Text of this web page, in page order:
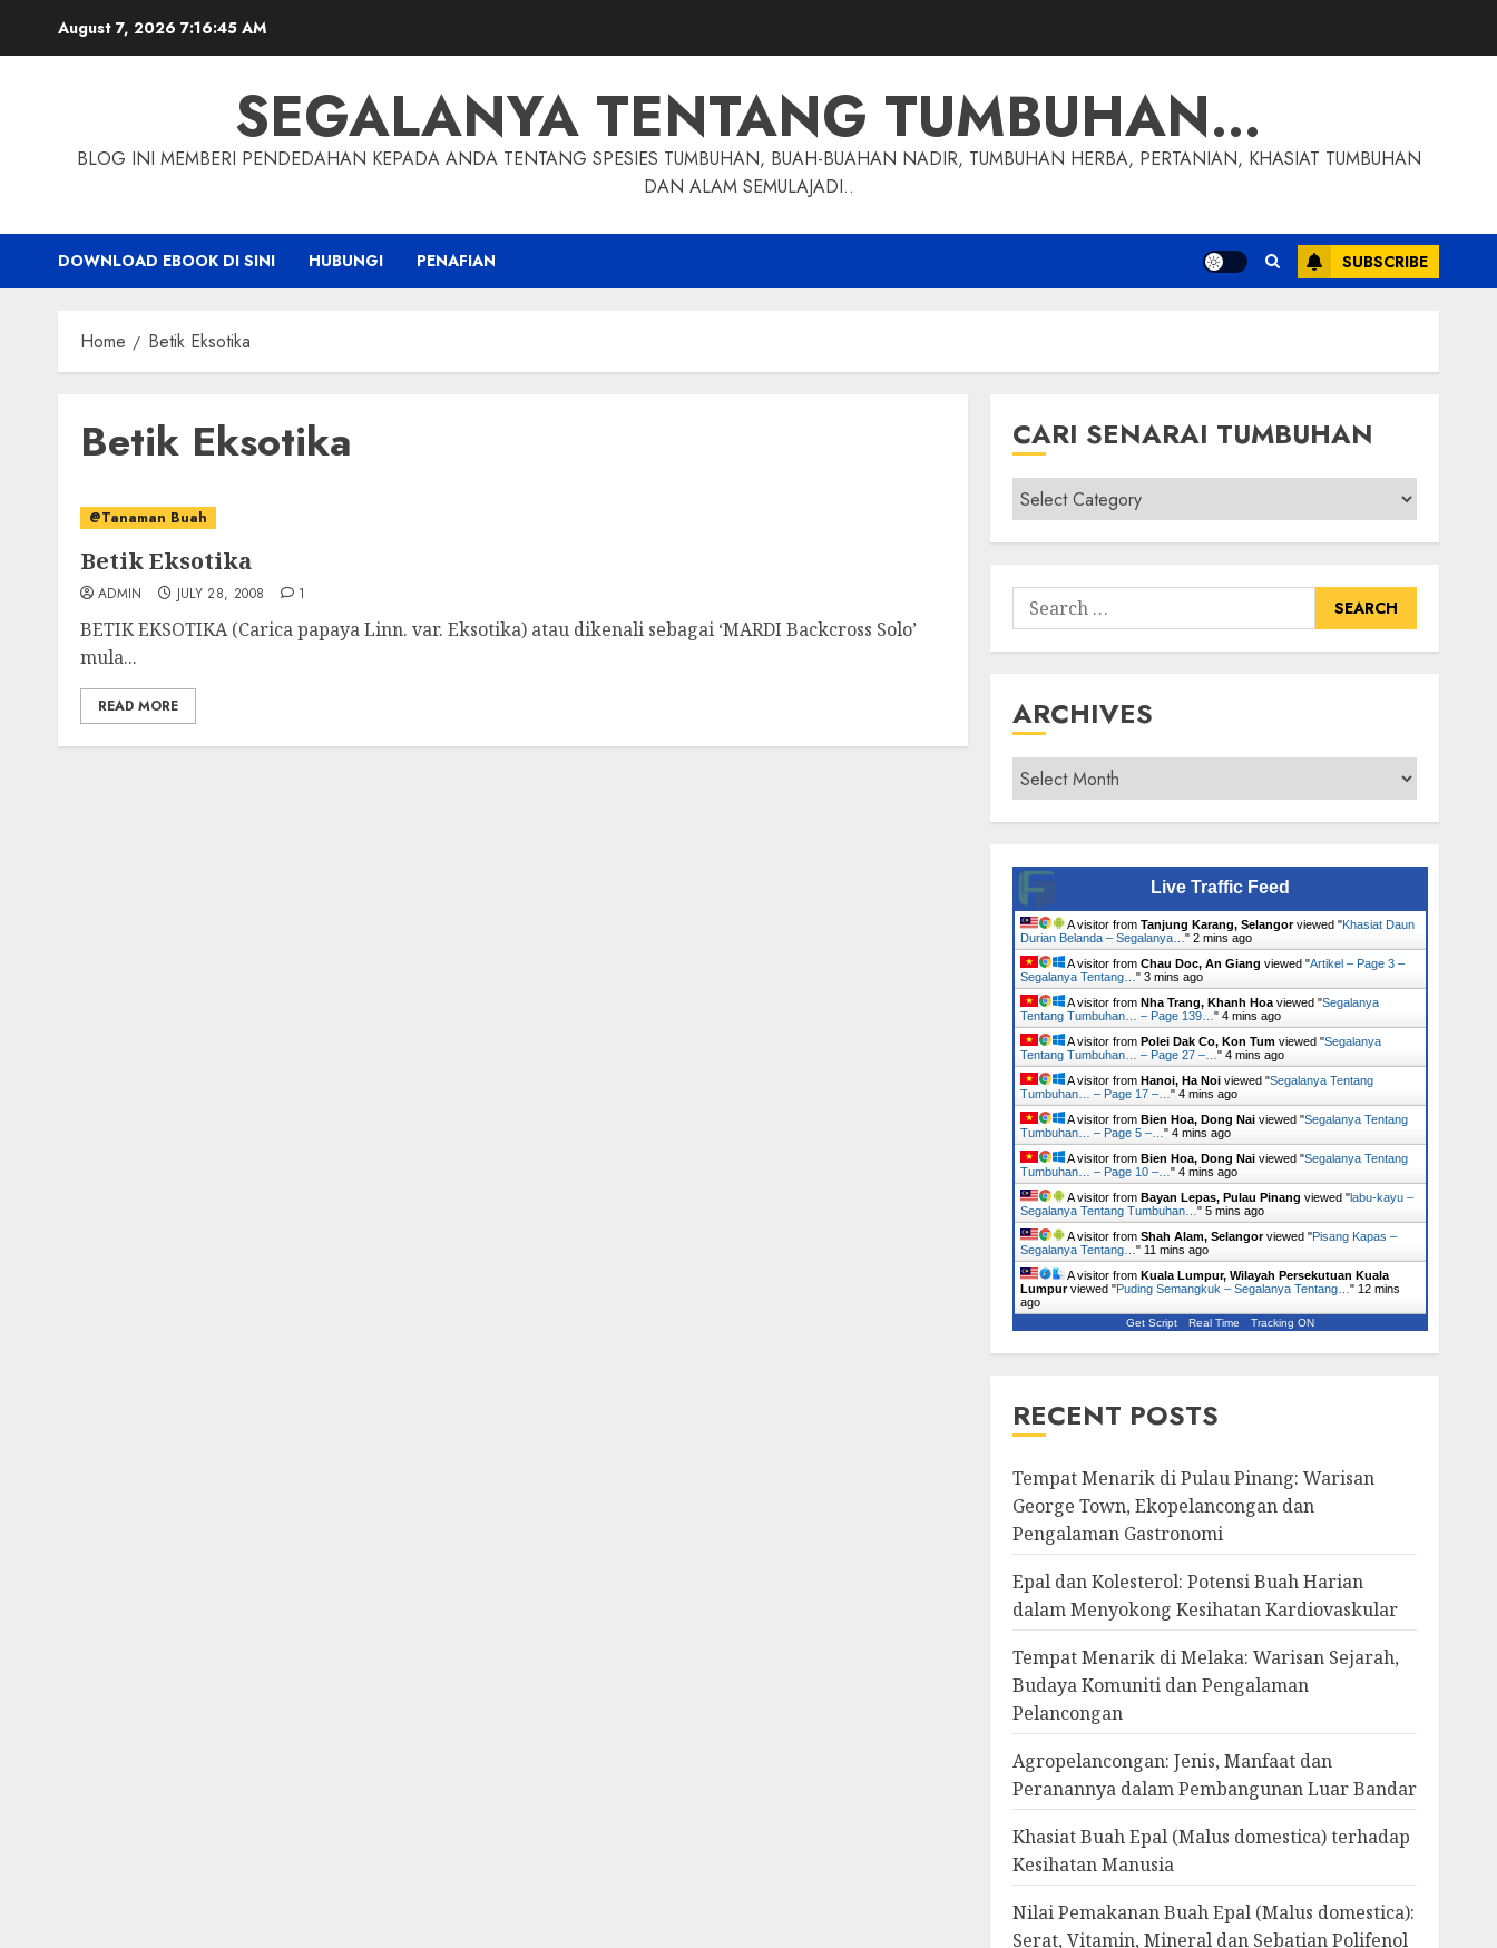
August 7, 2026 7:16:46 AM
SEGALANYA TENTANG TUMBUHAN…
BLOG INI MEMBERI PENDEDAHAN KEPADA ANDA TENTANG SPESIES TUMBUHAN, BUAH-BUAHAN NADIR, TUMBUHAN HERBA, PERTANIAN, KHASIAT TUMBUHAN
DAN ALAM SEMULAJADI..
DOWNLOAD EBOOK DI SINI HUBUNGI PENAFIAN SUBSCRIBE
Home Betik Eksotika
Betik Eksotika
@Tanaman Buah
Betik Eksotika
ADMIN JULY 28, 2008 1
BETIK EKSOTIKA (Carica papaya Linn. var. Eksotika) atau dikenali sebagai ‘MARDI Backcross Solo’
mula...
READ MORE
CARI SENARAI TUMBUHAN
Cari
Senarai
Tumbuhan
Search
for:
ARCHIVES
Archives
Live Traffic Feed
A visitor from Tanjung Karang, Selangorviewed "Khasiat Daun
Durian Belanda – Segalanya… " 2 mins ago
A visitor from Chau Doc, An Giang viewed "Artikel – Page 3 –
Segalanya Tentang… " 3 mins ago
A visitor from Nha Trang, Khanh Hoaviewed "Segalanya
Tentang Tumbuhan… – Page 139… " 4 mins ago
A visitor from Polei Dak Co, Kon Tumviewed "Segalanya
Tentang Tumbuhan… – Page 27 –… " 4 mins ago
A visitor from Hanoi, Ha Noiviewed "Segalanya Tentang
Tumbuhan… – Page 17 –… " 4 mins ago
A visitor from Bien Hoa, Dong Naiviewed "Segalanya Tentang
Tumbuhan… – Page 5 –… " 4 mins ago
A visitor from Bien Hoa, Dong Naiviewed "Segalanya Tentang
Tumbuhan… – Page 10 –… " 4 mins ago
A visitor from Bayan Lepas, Pulau Pinang viewed "labu-kayu –
Segalanya Tentang Tumbuhan… " 5 mins ago
A visitor from Shah Alam, Selangorviewed "Pisang Kapas –
Segalanya Tentang… " 11 mins ago
A visitor from Kuala Lumpur, Wilayah Persekutuan Kuala
Lumpurviewed "Puding Semangkuk – Segalanya Tentang… " 12 mins
ago
Get Script Real Time Tracking ON
RECENT POSTS
Tempat Menarik di Pulau Pinang: Warisan
George Town, Ekopelancongan dan
Pengalaman Gastronomi
Epal dan Kolesterol: Potensi Buah Harian
dalam Menyokong Kesihatan Kardiovaskular
Tempat Menarik di Melaka: Warisan Sejarah,
Budaya Komuniti dan Pengalaman
Pelancongan
Agropelancongan: Jenis, Manfaat dan
Peranannya dalam Pembangunan Luar Bandar
Khasiat Buah Epal (Malus domestica) terhadap
Kesihatan Manusia
Nilai Pemakanan Buah Epal (Malus domestica):
Serat, Vitamin, Mineral dan Sebatian Polifenol